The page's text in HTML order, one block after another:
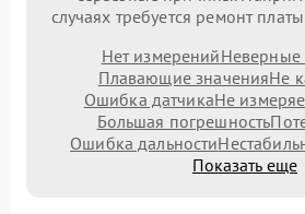
случаях требуется ремонт
Нет измеренийНеверные
Плавающие значенияНе
Ошибка датчикаНе
Большая погрешность
Ошибка дальности
Показать еще